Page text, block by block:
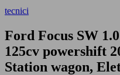
tecnici
Ford Focus SW
125cv powershift
Station wagon,